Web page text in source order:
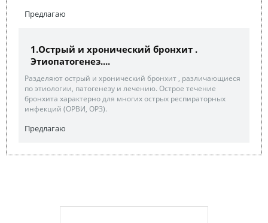
Предлагаю
1.Острый и хронический бронхит .
Этиопатогенез....
Разделяют острый и хронический бронхит , различающиеся
по этиологии, патогенезу и лечению. Острое течение
бронхита характерно для многих острых респираторных
инфекций (ОРВИ, ОРЗ).
Предлагаю